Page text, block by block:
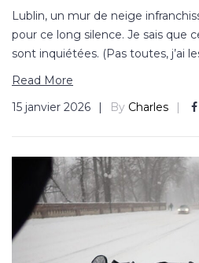
Lublin, un mur de neige
pour ce long silence. Je sais que
sont inquiétées. (Pas toutes, j’ai
Read More
15 janvier 2026
By Charles